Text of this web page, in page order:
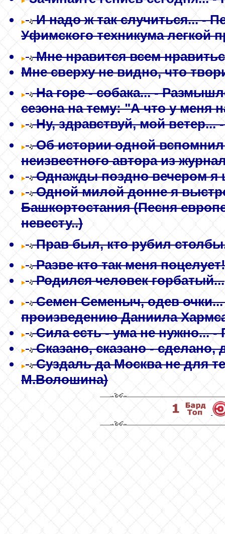
И надо ж так случиться...-
Уфимского техникума легкой
Мне нравится всем
Мне сверху не видно, что
На горе - собака...-
сезона на тему: "А что у меня
Ну, здравствуй, мой ветер...-
Об истории одной вспомнил
неизвестного автора из
Однажды поздно вечером я
Одной милой донне я
Башкортостания (Песня
невесту..)
Прав был, кто рубил
Разве кто так меня
Родился человек горбатый...
Семен Семеныч, одев очки...
произведению Даниила
Сила есть - ума не нужно...-
Сказано, сказано - сделано,
Суздаль да Москва не для
М.Волошина)